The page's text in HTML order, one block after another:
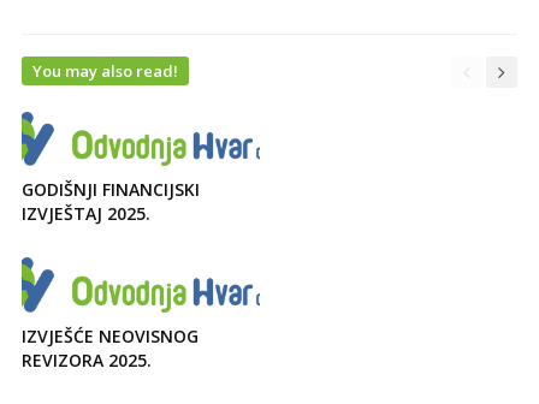
You may also read!
GODIŠNJI FINANCIJSKI
IZVJEŠTAJ 2025.
IZVJEŠĆE NEOVISNOG
REVIZORA 2025.